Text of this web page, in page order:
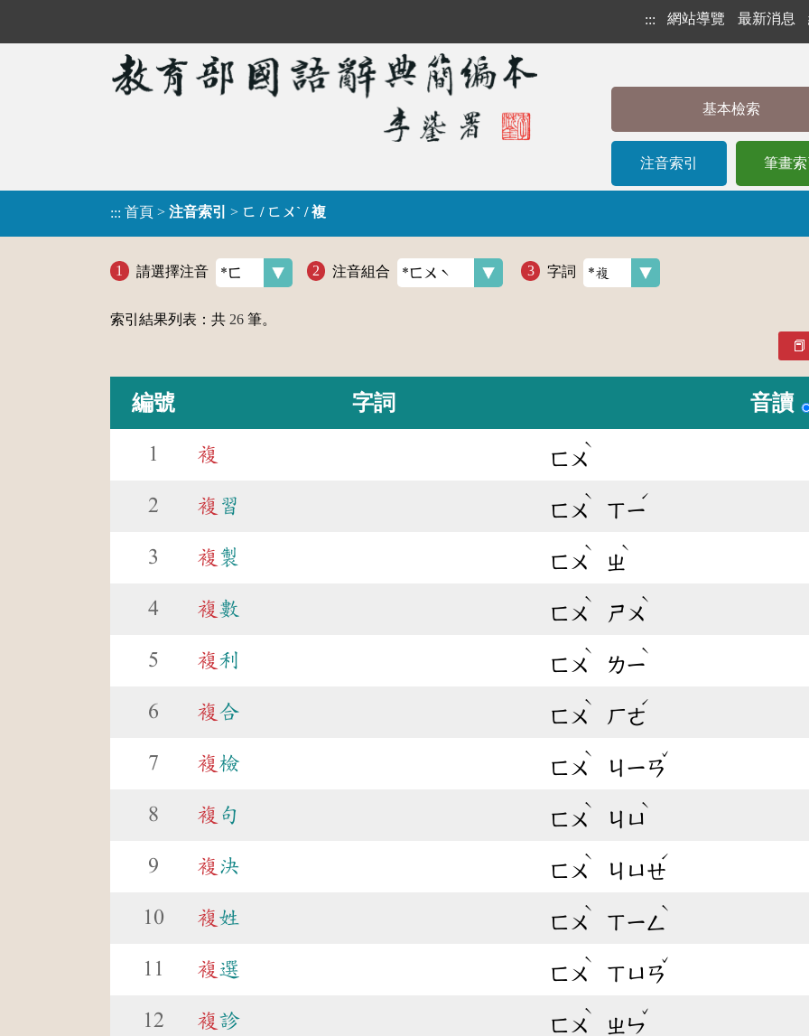
::: 網站導覽 最新消息
基本檢索
注音索引 筆畫索
::: 首頁 > 注音索引 > ㄈ / ㄈㄨˋ / 複
請選擇注音 注音組合 字詞
索引結果列表：共 26 筆。
編號 字詞 音讀
1 複 ㄈㄨ
ˋ
2 複 習 ㄈㄨ
ˋ
ㄒㄧ
ˊ
3 複 製 ㄈㄨ
ˋ
ㄓ
ˋ
4 複 數 ㄈㄨ
ˋ
ㄕㄨ
ˋ
5 複 利 ㄈㄨ
ˋ
ㄌㄧ
ˋ
6 複 合 ㄈㄨ
ˋ
ㄏㄜ
ˊ
7 複 檢 ㄈㄨ
ˋ
ㄐㄧㄢ
ˇ
8 複 句 ㄈㄨ
ˋ
ㄐㄩ
ˋ
9 複 決 ㄈㄨ
ˋ
ㄐㄩㄝ
ˊ
10 複 姓 ㄈㄨ
ˋ
ㄒㄧㄥ
ˋ
11 複 選 ㄈㄨ
ˋ
ㄒㄩㄢ
ˇ
12 複 診 ㄈㄨ
ˋ
ㄓㄣ
ˇ